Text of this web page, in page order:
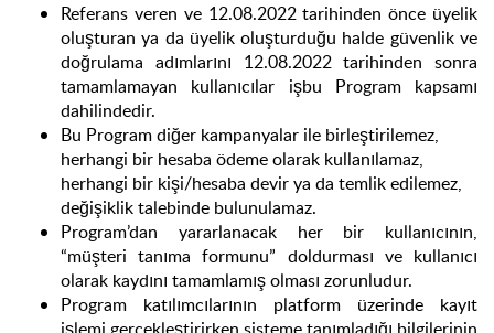
Referans veren ve 12.08.2022 tarihinden önce üyelik
oluşturan ya da üyelik oluşturduğu halde güvenlik ve
doğrulama adımlarını 12.08.2022 tarihinden sonra
tamamlamayan kullanıcılar işbu Program kapsamı
dahilindedir.
Bu Program diğer kampanyalar ile birleştirilemez,
herhangi bir hesaba ödeme olarak kullanılamaz,
herhangi bir kişi/hesaba devir ya da temlik edilemez,
değişiklik talebinde bulunulamaz.
Program’dan yararlanacak her bir kullanıcının,
“müşteri tanıma formunu” doldurması ve kullanıcı
olarak kaydını tamamlamış olması zorunludur.
Program katılımcılarının platform üzerinde kayıt